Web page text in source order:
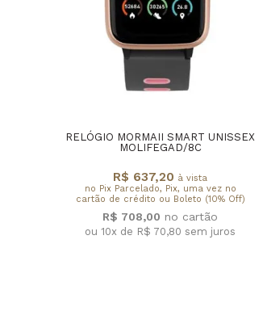
RELÓGIO MORMAII SMART UNISSEX
MOLIFEGAD/8C
R$ 637,20 à vista
no Pix Parcelado, Pix, uma vez no
cartão de crédito ou Boleto (10% Off)
R$ 708,00
ou 10x de R$ 70,80 sem juros